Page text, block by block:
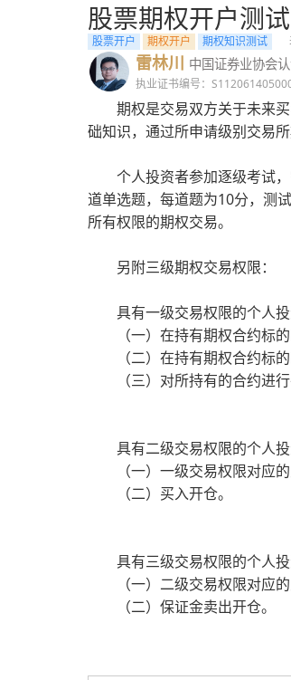
股票期权开户测
股票开户 期权开户 期权知识测试
雷林川 中国证券业协会
执业证书编号：
期权是交易双方关于未来
础知识，通过所申请级别交易所
个人投资者参加逐级考试
道单选题，每道题为10分，测
所有权限的期权交易。
另附三级期权交易权限：
具有一级交易权限的个人
（一）在持有期权合约标
（二）在持有期权合约标
（三）对所持有的合约进
具有二级交易权限的个人
（一）一级交易权限对应的
（二）买入开仓。
具有三级交易权限的个人
（一）二级交易权限对应的
（二）保证金卖出开仓。